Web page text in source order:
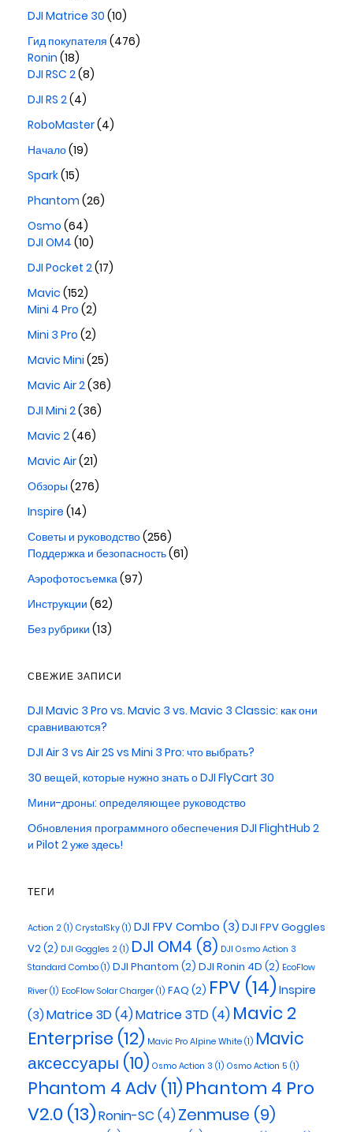
DJI Matrice 30 (10)
Гид покупателя (476)
Ronin (18)
DJI RSC 2(8)
DJI RS 2(4)
RoboMaster(4)
Начало(19)
Spark(15)
Phantom (26)
Osmo (64)
DJI OM4 (10)
DJI Pocket 2(17)
Mavic (152)
Mini 4 Pro (2)
Mini 3 Pro (2)
Mavic Mini (25)
Mavic Air 2(36)
DJI Mini 2(36)
Mavic 2(46)
Mavic Air(21)
Обзоры(276)
Inspire (14)
Советы и руководство(256)
Поддержка и безопасность(61)
Аэрофотосъемка(97)
Инструкции (62)
Без рубрики (13)
СВЕЖИЕ ЗАПИСИ
DJI Mavic 3 Pro vs. Mavic 3 vs. Mavic 3 Classic: как они
сравниваются?
DJI Air 3 vs Air 2S vs Mini 3 Pro: что выбрать?
30 вещей, которые нужно знать о DJI FlyCart 30
Мини-дроны: определяющее руководство
Обновления программного обеспечения DJI FlightHub 2
и Pilot 2 уже здесь!
ТЕГИ
Action 2 (1) CrystalSky (1) DJI FPV Combo (3) DJI FPV Goggles
V2(2) DJI Goggles 2 (1) DJI OM4 (8) DJI Osmo Action 3
Standard Combo (1) DJI Phantom (2) DJI Ronin 4D (2) EcoFlow
River(1) EcoFlow Solar Charger(1) FAQ (2) FPV (14) Inspire
(3) Matrice 3D(4)Matrice 3TD(4) Mavic 2
Enterprise (12) Mavic Pro Alpine White (1) Mavic
аксессуары (10) Osmo Action 3 (1) Osmo Action 5 (1)
Phantom 4 Adv (11) Phantom 4 Pro
V2.0 (13)Ronin-SC (4)Zenmuse (9)